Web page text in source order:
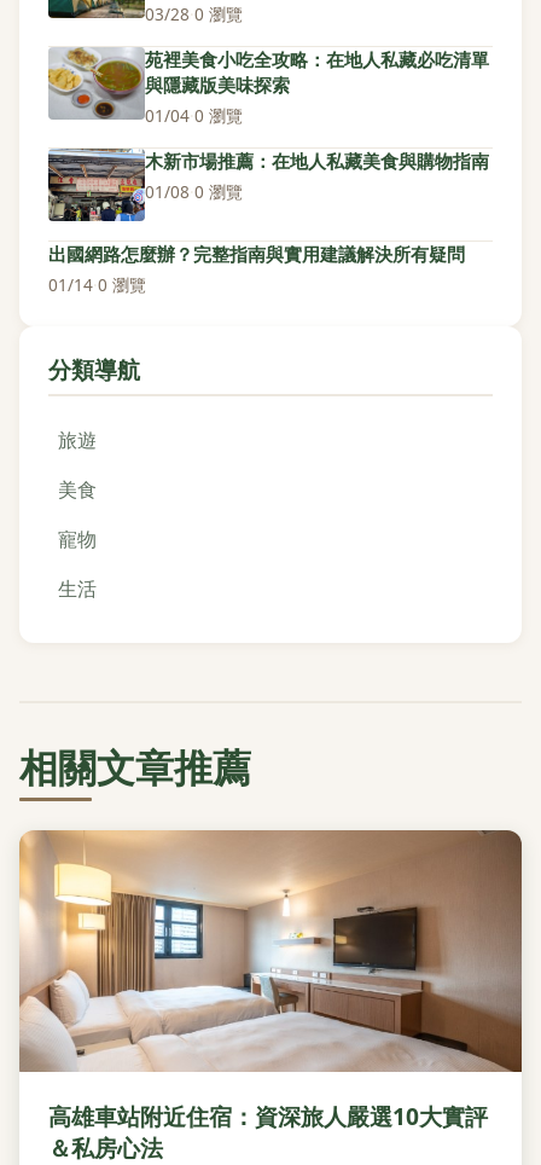
03/28·0 瀏覽
苑裡美食小吃全攻略：在地人私藏必吃清單
與隱藏版美味探索
01/04·0 瀏覽
木新市場推薦：在地人私藏美食與購物指南
01/08·0 瀏覽
出國網路怎麼辦？完整指南與實用建議解決所有疑問
01/14·0 瀏覽
分類導航
旅遊
美食
寵物
生活
相關文章推薦
高雄車站附近住宿：資深旅人嚴選10大實評
＆私房心法